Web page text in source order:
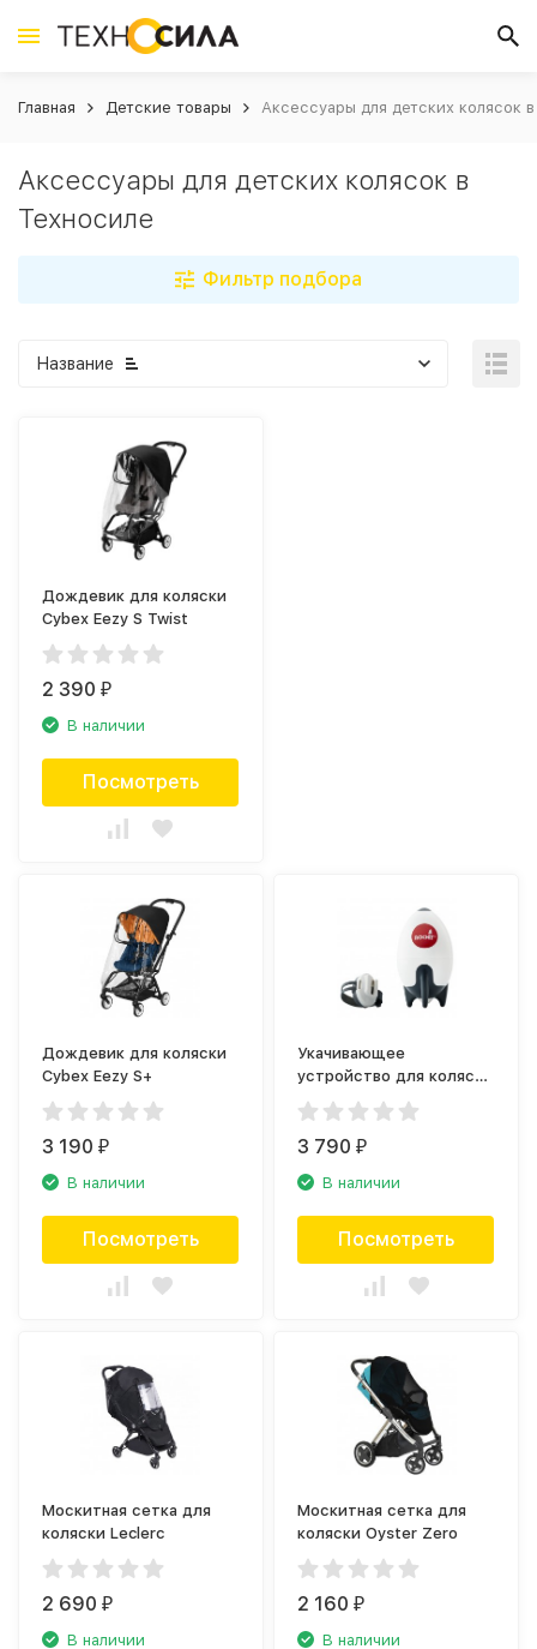
Главная Детские товары Аксессуары для детских колясок
Аксессуары для детских колясок в
Техносиле
Фильтр подбора
Название
Дождевик для коляски
Cybex Eezy S Twist
2 390₽
В наличии
Посмотреть
Дождевик для коляски
Cybex Eezy S+
3 190₽
В наличии
Посмотреть
Укачивающее
устройство для коляски
Rockit ITEM 01
3 790₽
В наличии
Посмотреть
Москитная сетка для
коляски Leclerc
2 690₽
В наличии
Москитная сетка для
коляски Oyster Zero
2 160₽
В наличии